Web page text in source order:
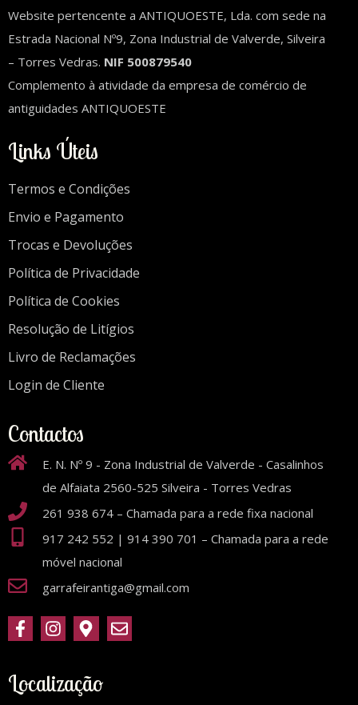
Website pertencente a ANTIQUOESTE, Lda. com sede na
Estrada Nacional Nº9, Zona Industrial de Valverde, Silveira
– Torres Vedras. NIF 500879540
Complemento à atividade da empresa de comércio de
antiguidades ANTIQUOESTE
Links Úteis
Termos e Condições
Envio e Pagamento
Trocas e Devoluções
Política de Privacidade
Política de Cookies
Resolução de Litígios
Livro de Reclamações
Login de Cliente
Contactos
E. N. Nº 9 - Zona Industrial de Valverde - Casalinhos
de Alfaiata 2560-525 Silveira - Torres Vedras
261 938 674 – Chamada para a rede fixa nacional
917 242 552 | 914 390 701 – Chamada para a rede
móvel nacional
garrafeirantiga@gmail.com
Localização